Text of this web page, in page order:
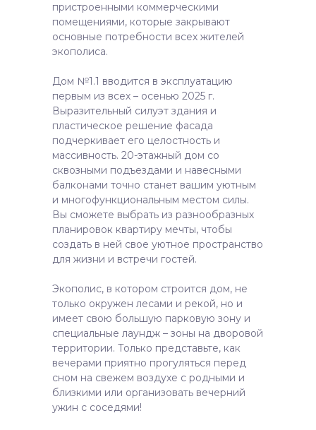
пристроенными коммерческими
помещениями, которые закрывают
основные потребности всех жителей
экополиса.
Дом №1.1 вводится в эксплуатацию
первым из всех – осенью 2025 г.
Выразительный силуэт здания и
пластическое решение фасада
подчеркивает его целостность и
массивность. 20-этажный дом со
сквозными подъездами и навесными
балконами точно станет вашим уютным
и многофункциональным местом силы.
Вы сможете выбрать из разнообразных
планировок квартиру мечты, чтобы
создать в ней свое уютное пространство
для жизни и встречи гостей.
Экополис, в котором строится дом, не
только окружен лесами и рекой, но и
имеет свою большую парковую зону и
специальные лаундж – зоны на дворовой
территории. Только представьте, как
вечерами приятно прогуляться перед
сном на свежем воздухе с родными и
близкими или организовать вечерний
ужин с соседями!